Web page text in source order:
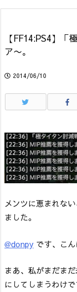
【FF14:PS4】「
ア〜。
2014/06/10
メンツに恵まれな
ました。
@donpy です、こん
まあ、私がまだま
にしてしまうわけ